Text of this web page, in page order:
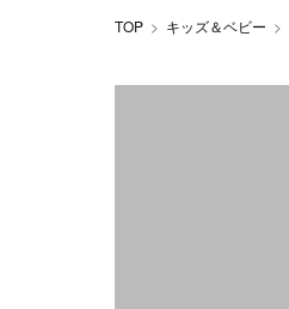
TOP キッズ＆ベビー